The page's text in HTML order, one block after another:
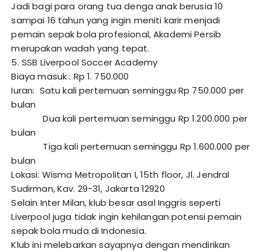
Jadi bagi para orang tua denga anak berusia 10
sampai 16 tahun yang ingin meniti karir menjadi
pemain sepak bola profesional, Akademi Persib
merupakan wadah yang tepat.
5. SSB Liverpool Soccer Academy
Biaya masuk : Rp 1. 750.000
Iuran: Satu kali pertemuan seminggu Rp 750.000 per
bulan
Dua kali pertemuan seminggu Rp 1.200.000 per
bulan
Tiga kali pertemuan seminggu Rp 1.600.000 per
bulan
Lokasi: Wisma Metropolitan I, 15th floor, Jl. Jendral
Sudirman, Kav. 29-31, Jakarta 12920
Selain Inter Milan, klub besar asal Inggris seperti
Liverpool juga tidak ingin kehilangan potensi pemain
sepak bola muda di Indonesia.
Klub ini melebarkan sayapnya dengan mendirikan